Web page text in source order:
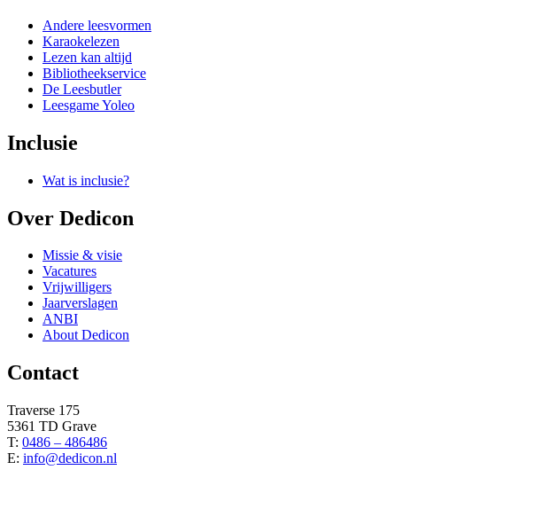
Andere leesvormen
Karaokelezen
Lezen kan altijd
Bibliotheekservice
De Leesbutler
Leesgame Yoleo
Inclusie
Wat is inclusie?
Over Dedicon
Missie & visie
Vacatures
Vrijwilligers
Jaarverslagen
ANBI
About Dedicon
Contact
Traverse 175
5361 TD Grave
T: 0486 – 486486
E: info@dedicon.nl